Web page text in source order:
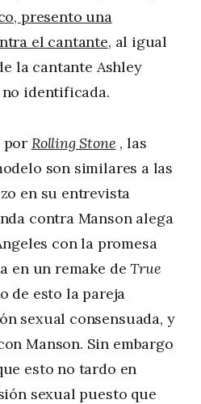
presento una
el cantante, al igual
la cantante Ashley
identificada.
por Rolling Stone , las
son similares a las
en su entrevista
contra Manson alega
con la promesa
en un remake deTrue
de esto la pareja
sexual consensuada, y
Manson. Sin embargo
esto no tardo en
sexual puesto que